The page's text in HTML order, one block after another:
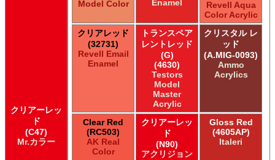
クリアーレッ
ド
(C47)
Mr.カラー
Model Color
Enamel
Revell Aqua
Color Acrylic
クリアレッド
(32731)
Revell Email
Enamel
トランスペア
レントレッド
(G)
(4630)
Testors
Model
Master
Acrylic
クリスタル レ
ッド
(A.MIG-0093)
Ammo
Acrylics
Clear Red
(RC503)
AK Real
Color
クリアーレッ
ド
(N90)
アクリジョン
Gloss Red
(4605AP)
Italeri